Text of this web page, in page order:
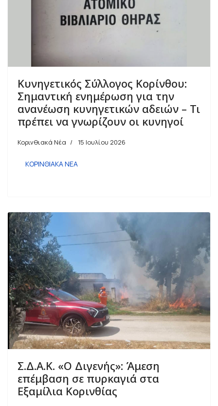
Κυνηγετικός Σύλλογος Κορίνθου:
Σημαντική ενημέρωση για την
ανανέωση κυνηγετικών αδειών – Τι
πρέπει να γνωρίζουν οι κυνηγοί
Κορινθιακά Νέα 15 Ιουλίου 2026
ΚΟΡΙΝΘΙΑΚΑ ΝΕΑ
Σ.Δ.Α.Κ. «Ο Διγενής»: Άμεση
επέμβαση σε πυρκαγιά στα
Εξαμίλια Κορινθίας